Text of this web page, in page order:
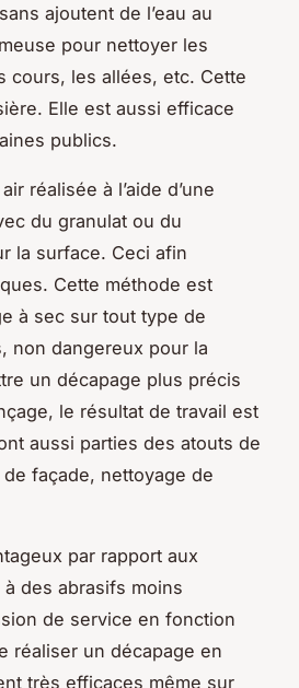
ajoutent de l’eau au
pour nettoyer les
cours, les allées, etc. Cette
Elle est aussi efficace
publics.
réalisée à l’aide d’une
du granulat ou du
la surface. Ceci afin
Cette méthode est
à sec sur tout type de
non dangereux pour la
un décapage plus précis
le résultat de travail est
aussi parties des atouts de
façade, nettoyage de
par rapport aux
des abrasifs moins
de service en fonction
réaliser un décapage en
très efficaces même sur